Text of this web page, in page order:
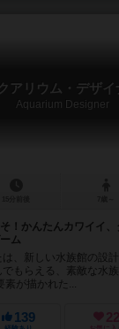
アリウム・デザイ
Aquarium Designer
！かんたんカワイイ
ム
は、新しい水族館の設
もらえる、素敵な水
が描かれた...
139 22